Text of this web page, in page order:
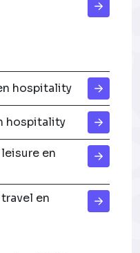
hospitality
hospitality
en
en